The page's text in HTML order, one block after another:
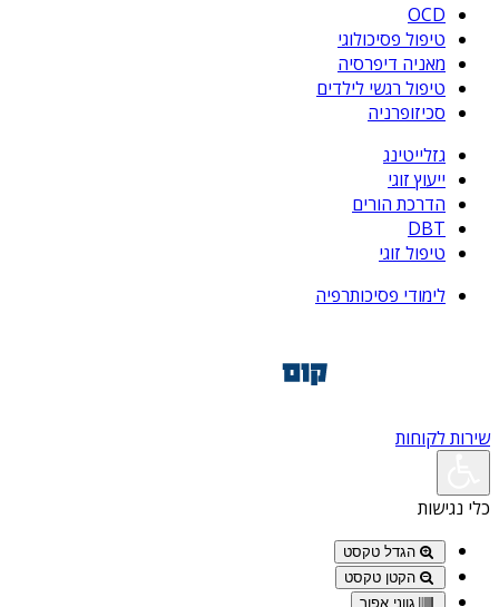
OCD
טיפול פסיכולוגי
מאניה דיפרסיה
טיפול רגשי לילדים
סכיזופרניה
גזלייטינג
ייעוץ זוגי
הדרכת הורים
DBT
טיפול זוגי
לימודי פסיכותרפיה
שירות לקוחות
כלי נגישות
הגדל טקסט
הקטן טקסט
גווני אפור